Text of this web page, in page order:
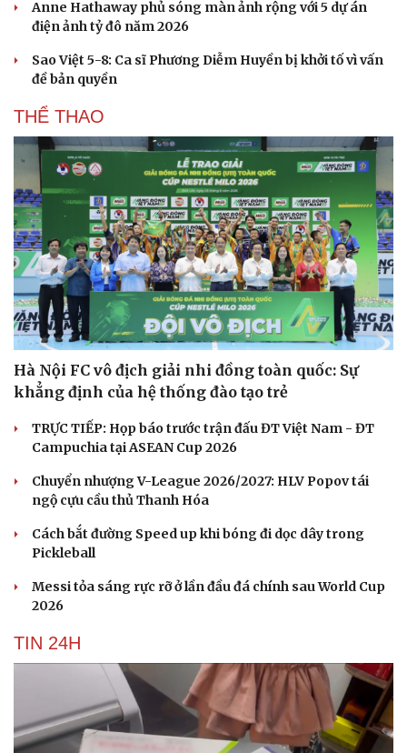
Du lịch
Tư vấn
Săn Tour
check-in
Podcast
Câu chuyện thời sự
Đọc truyện đêm khuya
Cửa sổ tình yêu
Kể chuyện cho bé
Anne Hathaway phủ sóng màn ảnh rộng với 5 dự án
điện ảnh tỷ đô năm 2026
Sao Việt 5-8: Ca sĩ Phương Diễm Huyền bị khởi tố vì vấn
đề bản quyền
THỂ THAO
Hà Nội FC vô địch giải nhi đồng toàn quốc: Sự
khẳng định của hệ thống đào tạo trẻ
TRỰC TIẾP: Họp báo trước trận đấu ĐT Việt Nam - ĐT
Campuchia tại ASEAN Cup 2026
Chuyển nhượng V-League 2026/2027: HLV Popov tái
ngộ cựu cầu thủ Thanh Hóa
Cách bắt đường Speed up khi bóng đi dọc dây trong
Pickleball
Messi tỏa sáng rực rỡ ở lần đầu đá chính sau World Cup
2026
TIN 24H